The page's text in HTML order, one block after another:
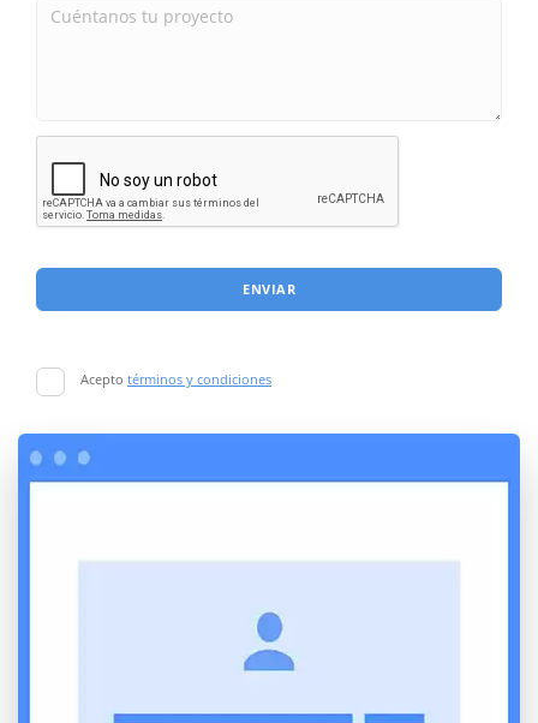
ENVIAR
Acepto términos y condiciones